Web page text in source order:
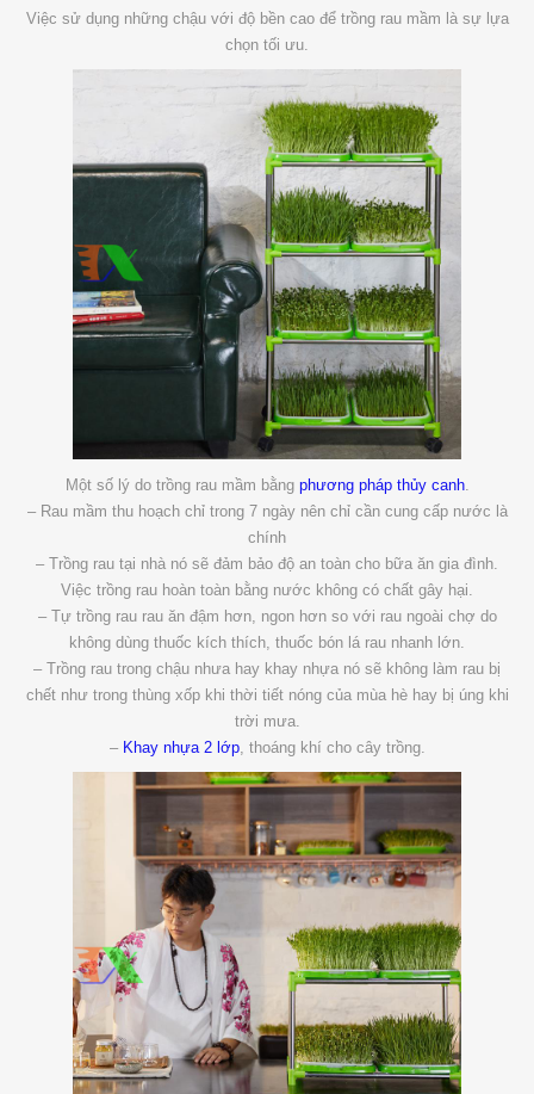
Việc sử dụng những chậu với độ bền cao để trồng rau mầm là sự lựa
chọn tối ưu.
Một số lý do trồng rau mầm bằng phương pháp thủy canh.
– Rau mầm thu hoạch chỉ trong 7 ngày nên chỉ cần cung cấp nước là
chính
– Trồng rau tại nhà nó sẽ đảm bảo độ an toàn cho bữa ăn gia đình.
Việc trồng rau hoàn toàn bằng nước không có chất gây hại.
– Tự trồng rau rau ăn đậm hơn, ngon hơn so với rau ngoài chợ do
không dùng thuốc kích thích, thuốc bón lá rau nhanh lớn.
– Trồng rau trong chậu nhưa hay khay nhựa nó sẽ không làm rau bị
chết như trong thùng xốp khi thời tiết nóng của mùa hè hay bị úng khi
trời mưa.
– Khay nhựa 2 lớp, thoáng khí cho cây trồng.